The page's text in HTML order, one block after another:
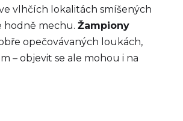
vlhčích lokalitách smíšených
hodně mechu.Žampiony
opečovávaných loukách,
– objevit se ale mohou i na